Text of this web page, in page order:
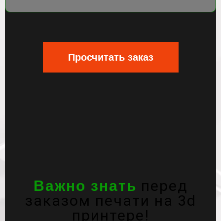
Просчитать заказ
Важно знать перед
заказом печати на 3d
принтере!